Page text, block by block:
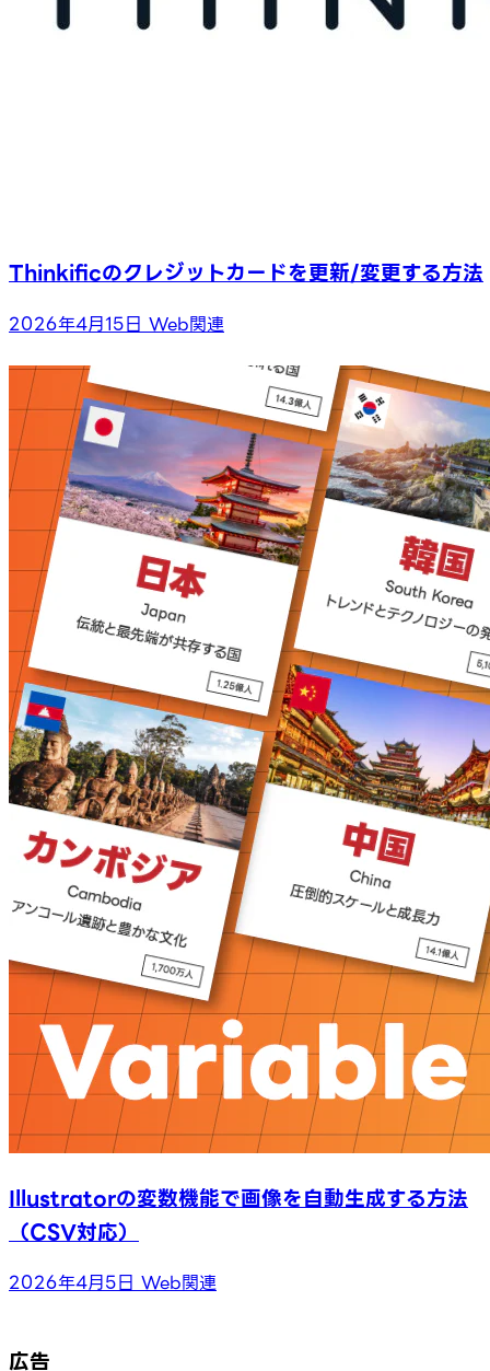
Thinkificのクレジットカードを更新/変更する方法
2026年4月15日 Web関連
Illustratorの変数機能で画像を自動生成する方法
（CSV対応）
2026年4月5日 Web関連
広告